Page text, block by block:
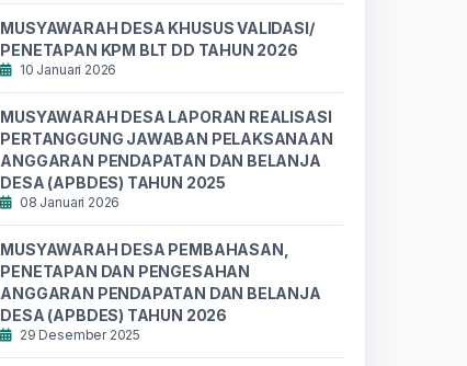
MUSYAWARAH DESA KHUSUS VALIDASI/
PENETAPAN KPM BLT DD TAHUN 2026
10 Januari 2026
MUSYAWARAH DESA LAPORAN REALISASI
PERTANGGUNG JAWABAN PELAKSANAAN
ANGGARAN PENDAPATAN DAN BELANJA
DESA (APBDES) TAHUN 2025
08 Januari 2026
MUSYAWARAH DESA PEMBAHASAN,
PENETAPAN DAN PENGESAHAN
ANGGARAN PENDAPATAN DAN BELANJA
DESA (APBDES) TAHUN 2026
29 Desember 2025